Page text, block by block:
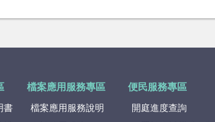
書
檔案應用服務專區
檔案應用服務說明
便民服務專區
開庭進度查詢